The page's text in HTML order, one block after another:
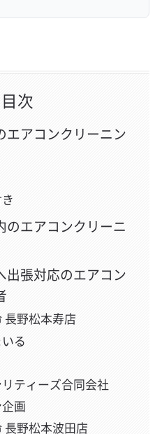
目次
エアコンクリーニン
のエアコンクリーニ
出張対応のエアコン
長野松本寿店
る
ティーズ合同会社
画
長野松本波田店